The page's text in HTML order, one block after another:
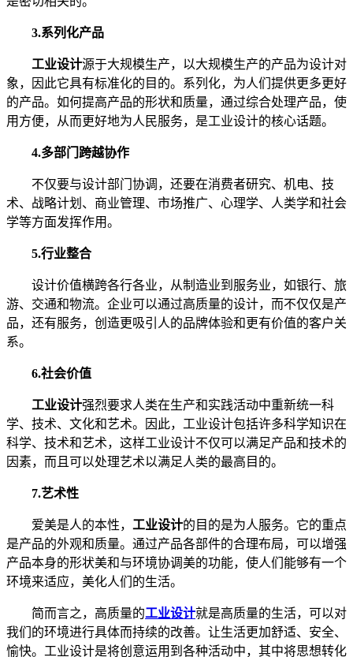
3.系列化产品
工业设计源于大规模生产，以大规模生产的产品为设计对
象，因此它具有标准化的目的。系列化，为人们提供更多更好
的产品。如何提高产品的形状和质量，通过综合处理产品，使
用方便，从而更好地为人民服务，是工业设计的核心话题。
4.多部门跨越协作
不仅要与设计部门协调，还要在消费者研究、机电、技
术、战略计划、商业管理、市场推广、心理学、人类学和社会
学等方面发挥作用。
5.行业整合
设计价值横跨各行各业，从制造业到服务业，如银行、旅
游、交通和物流。企业可以通过高质量的设计，而不仅仅是产
品，还有服务，创造更吸引人的品牌体验和更有价值的客户关
系。
6.社会价值
工业设计强烈要求人类在生产和实践活动中重新统一科
学、技术、文化和艺术。因此，工业设计包括许多科学知识在
科学、技术和艺术，这样工业设计不仅可以满足产品和技术的
因素，而且可以处理艺术以满足人类的最高目的。
7.艺术性
爱美是人的本性， 工业设计的目的是为人服务。它的重点
是产品的外观和质量。通过产品各部件的合理布局，可以增强
产品本身的形状美和与环境协调美的功能，使人们能够有一个
环境来适应，美化人们的生活。
简而言之，高质量的工业设计就是高质量的生活，可以对
我们的环境进行具体而持续的改善。让生活更加舒适、安全、
愉快。工业设计是将创意运用到各种活动中，其中将思想转化